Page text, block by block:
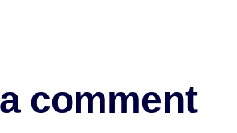
comment